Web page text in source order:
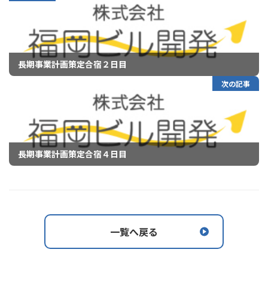
長期事業計画策定合宿２日目
次の記事
長期事業計画策定合宿４日目
一覧へ戻る